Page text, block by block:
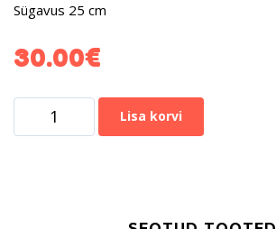
Sügavus 25 cm
30.00€
Lisa korvi